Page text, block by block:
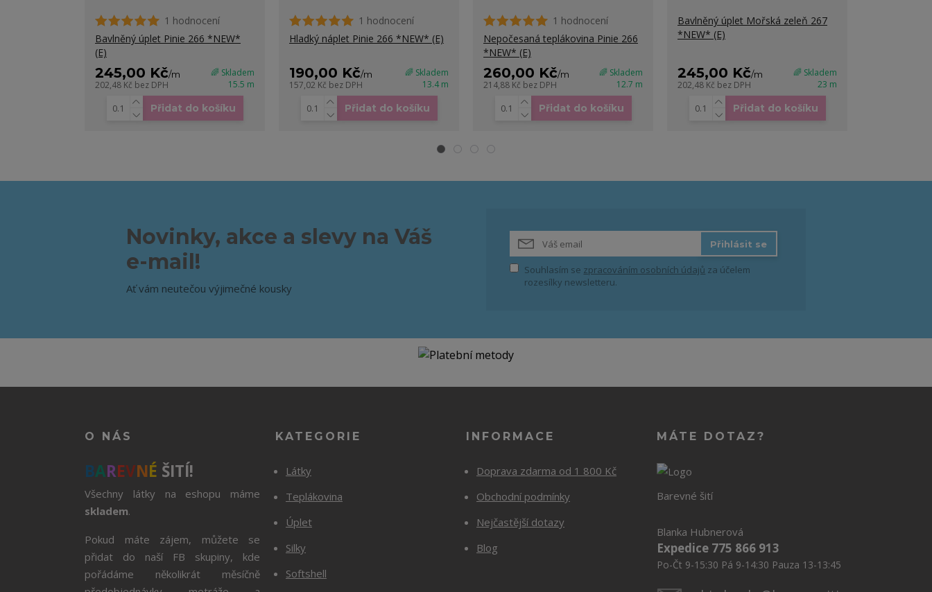
1 hodnocení
Bavlněný úplet Pinie 266 *NEW*
(E)
245,00 Kč/m
202,48 Kč bez DPH
🌈 Skladem
15.5 m
Přidat do košíku
1 hodnocení
Hladký náplet Pinie 266 *NEW* (E)
190,00 Kč/m
157,02 Kč bez DPH
🌈 Skladem
13.4 m
Přidat do košíku
1 hodnocení
Nepočesaná teplákovina Pinie 266
*NEW* (E)
260,00 Kč/m
214,88 Kč bez DPH
🌈 Skladem
12.7 m
Přidat do košíku
Bavlněný úplet Mořská zeleň 267
*NEW* (E)
245,00 Kč/m
202,48 Kč bez DPH
🌈 Skladem
23 m
Přidat do košíku
Novinky, akce a slevy na Váš
e-mail!
Ať vám neutečou výjimečné kousky
Přihlásit se
Souhlasím se zpracováním osobních údajů za účelem
rozesílky newsletteru.
O NÁS
BAREVNÉ ŠITÍ!
Všechny látky na eshopu máme
skladem.
Pokud máte zájem, můžete se
přidat do naší FB skupiny, kde
pořádáme několikrát měsíčně
KATEGORIE
Látky
Teplákovina
Úplet
Silky
Softshell
INFORMACE
Doprava zdarma od 1 800 Kč
Obchodní podmínky
Nejčastější dotazy
Blog
MÁTE DOTAZ?
Barevné šití
Blanka Hubnerová
Expedice 775 866 913
Po-Čt 9-15:30 Pá 9-14:30 Pauza 13-13:45